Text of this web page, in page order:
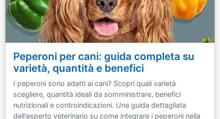
Peperoni per cani: guida completa su
varietà, quantità e benefici
I peperoni sono adatti ai cani? Scopri quali varietà
scegliere, quantità ideali da somministrare, benefici
nutrizionali e controindicazioni. Una guida dettagliata
dell'esperto veterinario su come integrare i peperoni nella